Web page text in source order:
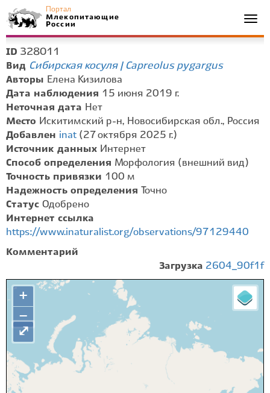
Портал
Млекопитающие
России
ID 328011
Вид Сибирская косуля | Capreolus pygargus
Авторы Елена Кизилова
Дата наблюдения 15 июня 2019 г.
Неточная дата Нет
Место Искитимский р-н, Новосибирская обл., Россия
Добавлен inat (27 октября 2025 г.)
Источник данных Интернет
Способ определения Морфология (внешний вид)
Точность привязки 100 м
Надежность определения
Точно
Статус Одобрено
Интернет ссылка
https://www.inaturalist.org/observations/97129440
Комментарий
Загрузка 2604_90f1f
+
−
⤢